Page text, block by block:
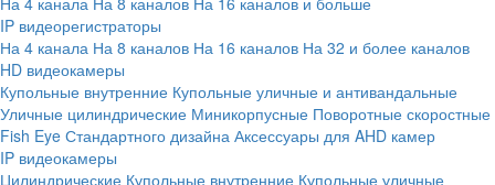
IP видеорегистраторы
На 4 канала На 8 каналов На 16 каналов На 32 и более каналов
HD видеокамеры
Купольные внутренние Купольные уличные и антивандальные
Уличные цилиндрические Миникорпусные Поворотные скоростные
Fish Eye Стандартного дизайна Аксессуары для AHD камер
IP видеокамеры
Цилиндрические Купольные внутренние Купольные уличные